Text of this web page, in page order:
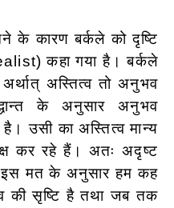
के कारण बर्कले को दृष्टि
कहा गया है। बर्कले
अस्तित्व तो अनुभव
के अनुसार अनुभव
है। उसी का अस्तित्व मान्य
कर रहे हैं। अतः अदृष्ट
इस मत के अनुसार हम कह
की सृष्टि है तथा जब तक